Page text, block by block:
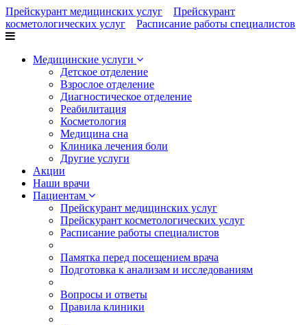
Прейскурант медицинских услуг
Прейскурант
косметологических услуг
Расписание работы специалистов
Медицинские услуги
Детское отделение
Взрослое отделение
Диагностическое отделение
Реабилитация
Косметология
Медицина сна
Клиника лечения боли
Другие услуги
Акции
Наши врачи
Пациентам
Прейскурант медицинских услуг
Прейскурант косметологических услуг
Расписание работы специалистов
Памятка перед посещением врача
Подготовка к анализам и исследованиям
Вопросы и ответы
Правила клиники